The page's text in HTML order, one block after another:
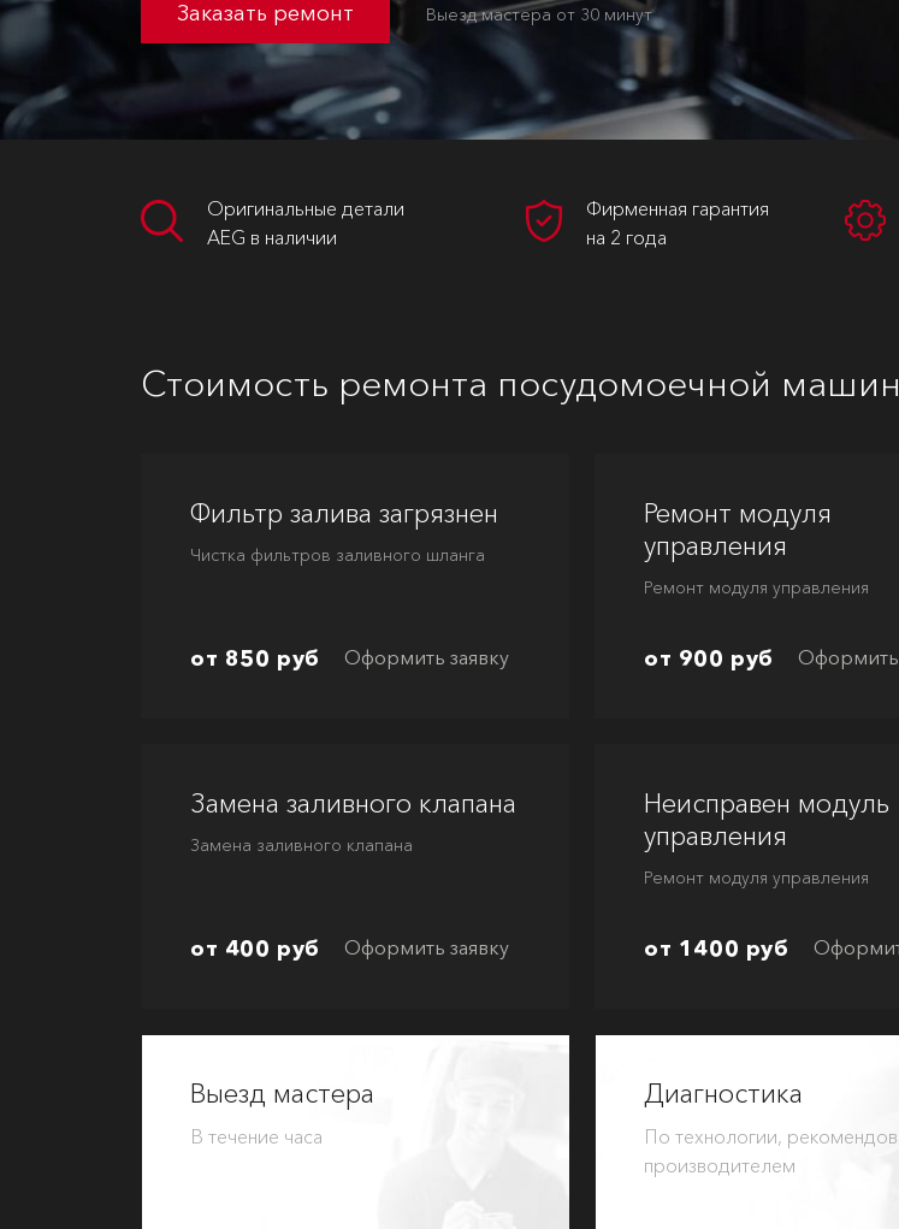
Заказать ремонт Выезд мастера от 30 минут
Оригинальные детали
AEG в наличии
Фирменная гарантия
на 2 года
Стоимость ремонта посудомоечной
Фильтр залива загрязнен
Чистка фильтров заливного шланга
от 850 руб Оформить заявку
Ремонт модуля
управления
Ремонт модуля управления
от 900 руб Оформить
Замена заливного клапана
Замена заливного клапана
от 400 руб Оформить заявку
Неисправен модуль
управления
Ремонт модуля управления
от 1400 руб
Выезд мастера
В течение часа
Диагностика
По технологии,
производителем